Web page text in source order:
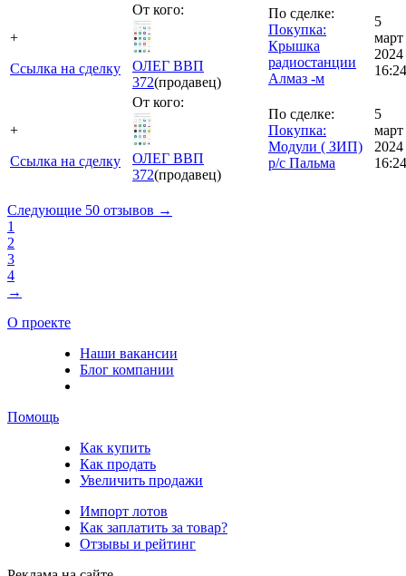
+
Ссылка на сделку
От кого:
ОЛЕГ ВВП
372(продавец)
По сделке:
Покупка:
Крышка
радиостанции
Алмаз -м
5
март
2024
16:24
+
Ссылка на сделку
От кого:
ОЛЕГ ВВП
372(продавец)
По сделке:
Покупка:
Модули ( ЗИП)
р/с Пальма
5
март
2024
16:24
Следующие 50 отзывов →
1
2
3
4
→
О проекте
Наши вакансии
Блог компании
Помощь
Как купить
Как продать
Увеличить продажи
Импорт лотов
Как заплатить за товар?
Отзывы и рейтинг